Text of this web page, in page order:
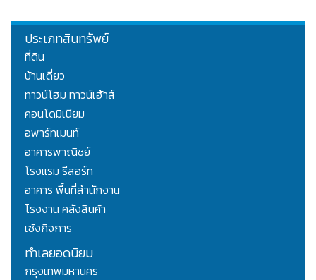
ประเภทสินทรัพย์
ที่ดิน
บ้านเดี่ยว
ทาวน์โฮม ทาวน์เฮ้าส์
คอนโดมิเนียม
อพาร์ทเมนท์
อาคารพาณิชย์
โรงแรม รีสอร์ท
อาคาร พื้นที่สำนักงาน
โรงงาน คลังสินค้า
เซ้งกิจการ
ทำเลยอดนิยม
กรุงเทพมหานคร